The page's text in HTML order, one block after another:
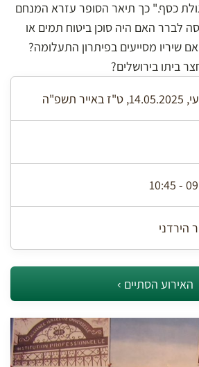
כסף." כך תיאר הסופר עזרא המנחם
לברר האם היה סוכן ביטוח תמים או
שיריו מסייעים בפיתרון התעלומה?
ביתו בירושלים?
באייר תשפ"ה
הירדני
האירוע הסתיים